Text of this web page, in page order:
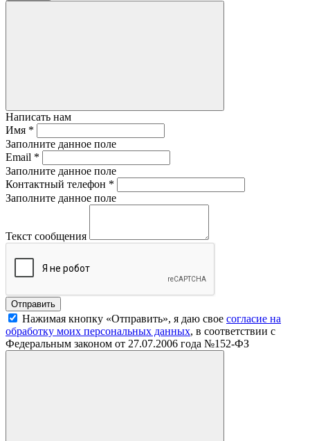
Написать нам
Имя *
Заполните данное поле
Email *
Заполните данное поле
Контактный телефон *
Заполните данное поле
Текст сообщения
Нажимая кнопку «Отправить», я даю свое согласие на
обработку моих персональных данных, в соответствии с
Федеральным законом от 27.07.2006 года №152-ФЗ